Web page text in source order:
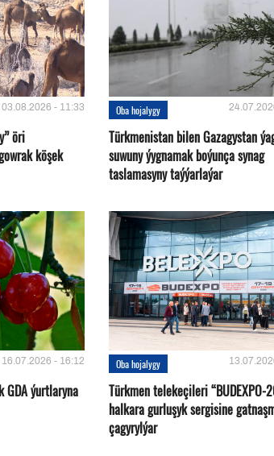
03.08.2026 - 11:33
öri
köşek
Oba hojalygy
Türkmenistan bilen Gazagystan
suwuny ýygnamak boýunça synag
taslamasyny taýýarlaýar
16.07.2026 - 16:12
GDA ýurtlaryna
Oba hojalygy
Türkmen telekeçileri “BUDEXPO-
halkara gurluşyk sergisine
çagyrylýar